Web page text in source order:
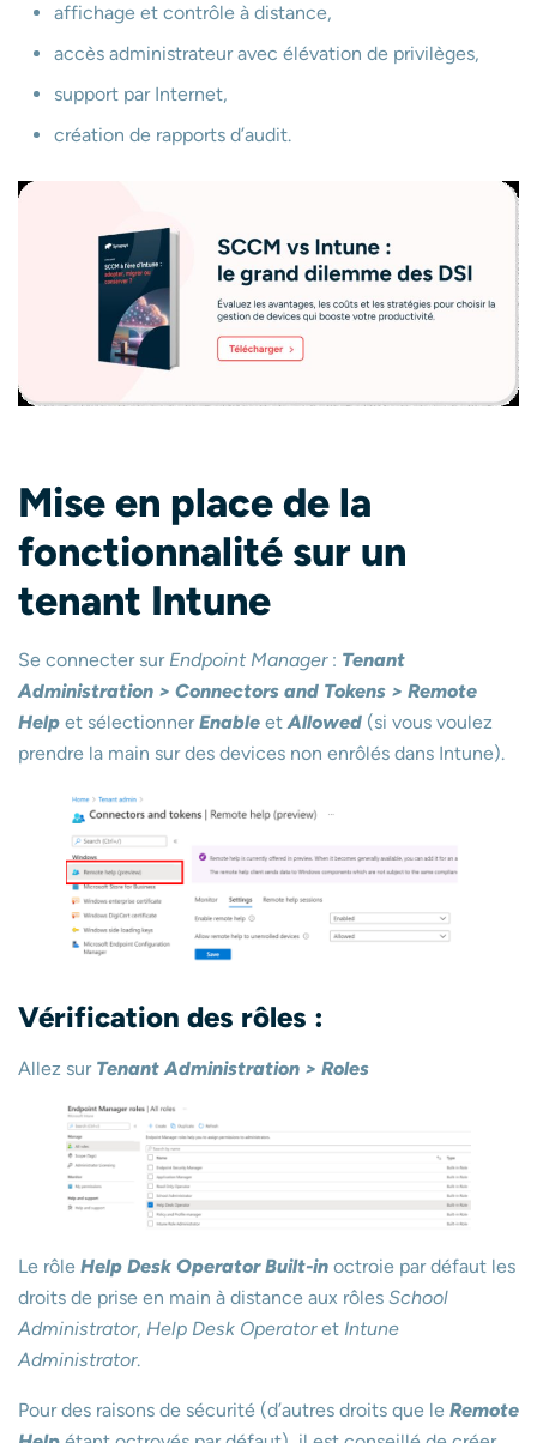
affichage et contrôle à distance,
accès administrateur avec élévation de privilèges,
support par Internet,
création de rapports d’audit.
Miseen place de la
fonctionnalité sur un
tenant Intune
Se connecter surEndpoint Manager: Tenant
Administration > Connectors and Tokens > Remote
Help et sélectionnerEnable etAllowed (si vous voulez
prendre la main sur des devices non enrôlés dans Intune).
Vérification des rôles :
Allez sur Tenant Administration > Roles
Le rôle Help Desk Operator Built-in octroie par défaut les
droits de prise en main à distance aux rôles School
Administrator, Help Desk Operatoret Intune
Administrator.
Pour des raisons de sécurité (d’autres droits que le Remote